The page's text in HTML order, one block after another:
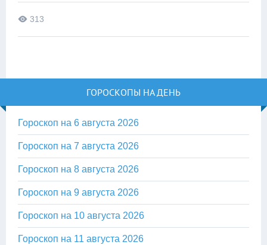
313
ГОРОСКОПЫ НА ДЕНЬ
Гороскоп на 6 августа 2026
Гороскоп на 7 августа 2026
Гороскоп на 8 августа 2026
Гороскоп на 9 августа 2026
Гороскоп на 10 августа 2026
Гороскоп на 11 августа 2026